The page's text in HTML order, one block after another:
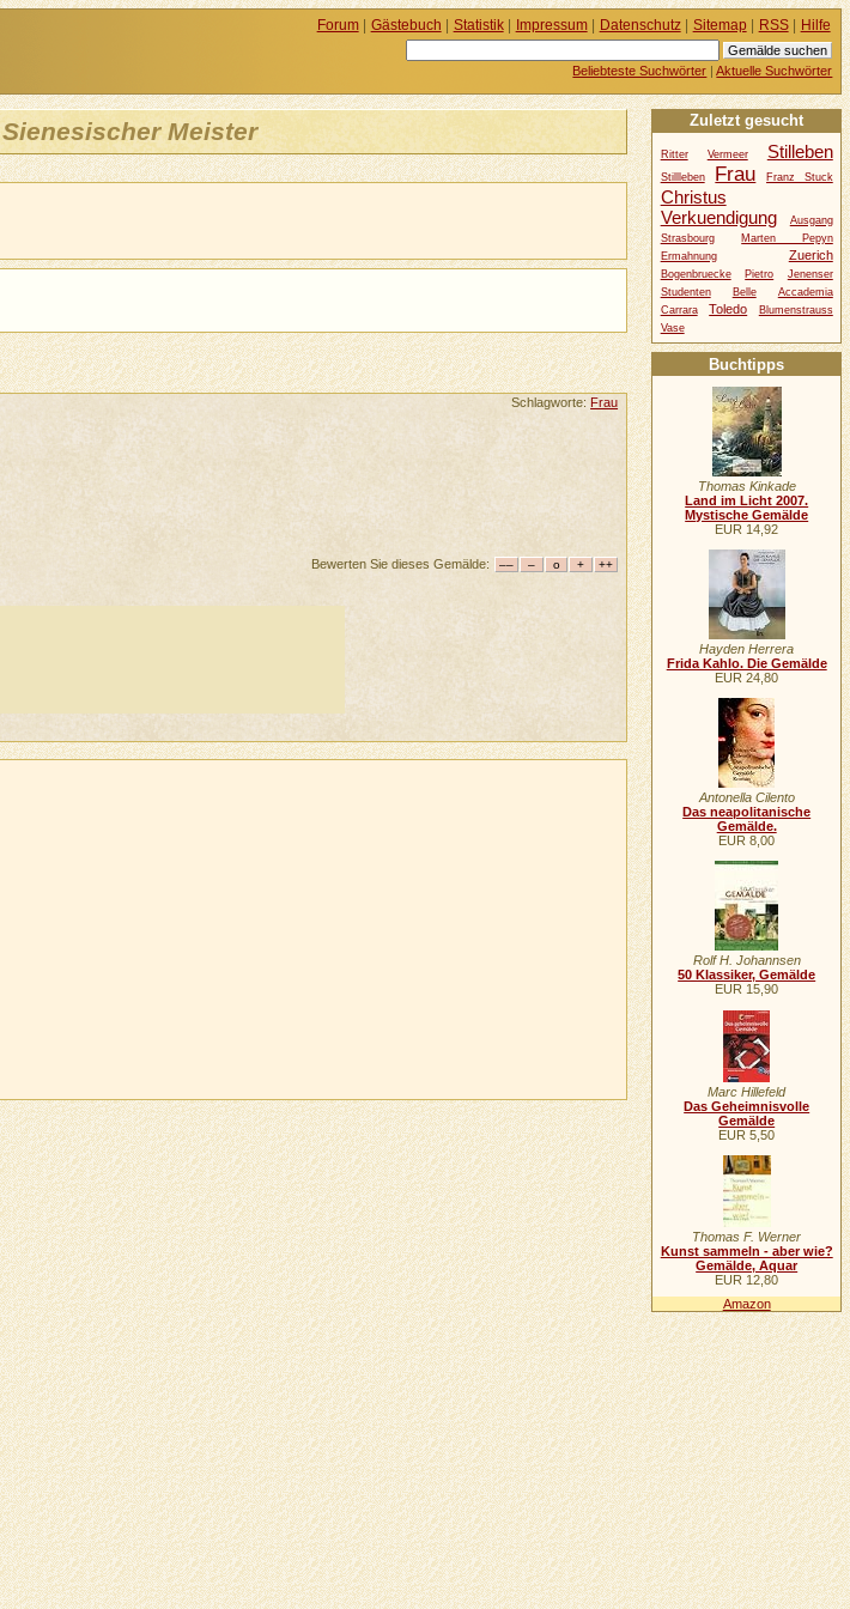
Sienesischer Meister
Schlagworte:Frau
Bewerten Sie dieses Gemälde:
Forum| Gästebuch | Statistik| Impressum| Datenschutz| Sitemap| RSS| Hilfe
Beliebteste Suchwörter |Aktuelle Suchwörter
Zuletzt gesucht
Ritter Vermeer Stilleben
Stillleben Frau Franz Stuck
Christus
Verkuendigung
Ausgang
Strasbourg
Marten Pepyn
Ermahnung
Zuerich
Bogenbruecke Pietro
Jenenser
Studenten
Belle
Accademia
Carrara
Toledo
Blumenstrauss
Vase
Buchtipps
Thomas Kinkade
Land im Licht 2007.
Mystische Gemälde
EUR 14,92
Hayden Herrera
Frida Kahlo. Die Gemälde
EUR 24,80
Antonella Cilento
Das neapolitanische
Gemälde.
EUR 8,00
Rolf H. Johannsen
50 Klassiker, Gemälde
EUR 15,90
Marc Hillefeld
Das Geheimnisvolle
Gemälde
EUR 5,50
Thomas F. Werner
Kunst sammeln - aber wie?
Gemälde, Aquar
EUR 12,80
Amazon